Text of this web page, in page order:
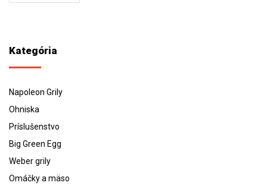
Kategória
Napoleon Grily
Ohniska
Príslušenstvo
Big Green Egg
Weber grily
Omáčky a mäso